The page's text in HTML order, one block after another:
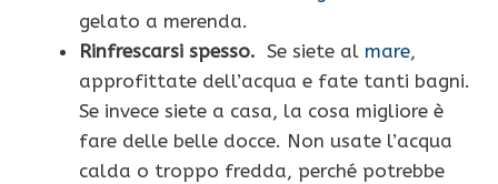
gelato a merenda.
Rinfrescarsi spesso. Se siete al mare,
approfittate dell’acqua e fate tanti bagni.
Se invece siete a casa, la cosa migliore è
fare delle belle docce. Non usate l’acqua
calda o troppo fredda, perché potrebbe